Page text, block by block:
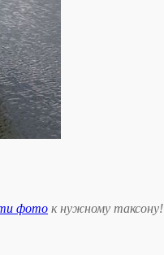
фото к нужному таксону!